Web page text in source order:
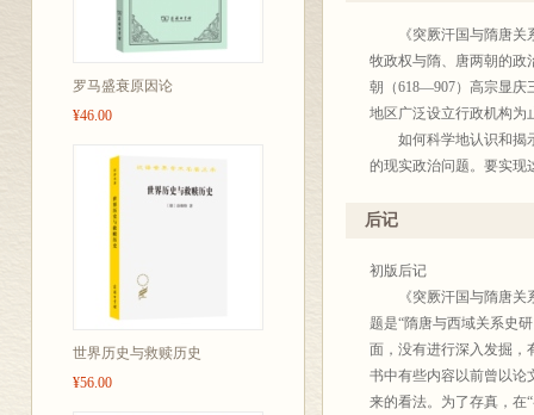
罗马盛衰原因论
¥46.00
世界历史与救赎历史
¥56.00
研究者要克服
即使付梓，印
有鉴于此，商
修订重印。不
拓，其意义显
《突厥汗国与隋唐关系
牧政权与隋、唐两朝的政
朝（618—907）高宗显庆
地区广泛设立行政机构为
如何科学地认识和揭示
的现实政治问题。要实现
权”间的关系进行深入细
突厥学是一门备受国际
全面研究。本书努力要
唐交往的一些重要史实，
点放在了学界前辈或时贤
一些重大问题提供新的思
系；作为突厥汗国的臣属
后记
初版后记
《突厥汗国与隋唐关系
题是“隋唐与西域关系史
面，没有进行深入发掘，
书中有些内容以前曾以论
来的看法。为了存真，在